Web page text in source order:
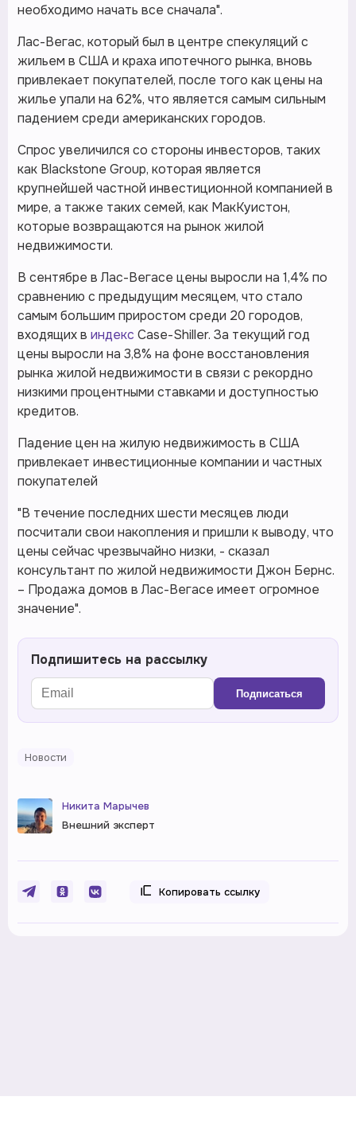
необходимо начать все сначала".
Лас-Вегас, который был в центре спекуляций с
жильем в США и краха ипотечного рынка, вновь
привлекает покупателей, после того как цены на
жилье упали на 62%, что является самым сильным
падением среди американских городов.
Спрос увеличился со стороны инвесторов, таких
как Blackstone Group, которая является
крупнейшей частной инвестиционной компанией в
мире, а также таких семей, как МакКуистон,
которые возвращаются на рынок жилой
недвижимости.
В сентябре в Лас-Вегасе цены выросли на 1,4% по
сравнению с предыдущим месяцем, что стало
самым большим приростом среди 20 городов,
входящих в индекс Case-Shiller. За текущий год
цены выросли на 3,8% на фоне восстановления
рынка жилой недвижимости в связи с рекордно
низкими процентными ставками и доступностью
кредитов.
Падение цен на жилую недвижимость в США
привлекает инвестиционные компании и частных
покупателей
"В течение последних шести месяцев люди
посчитали свои накопления и пришли к выводу, что
цены сейчас чрезвычайно низки, - сказал
консультант по жилой недвижимости Джон Бернс.
– Продажа домов в Лас-Вегасе имеет огромное
значение".
Подпишитесь на рассылку
Подписаться
Новости
Никита Марычев
Внешний эксперт
Копировать ссылку